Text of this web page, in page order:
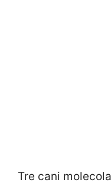
Tre cani